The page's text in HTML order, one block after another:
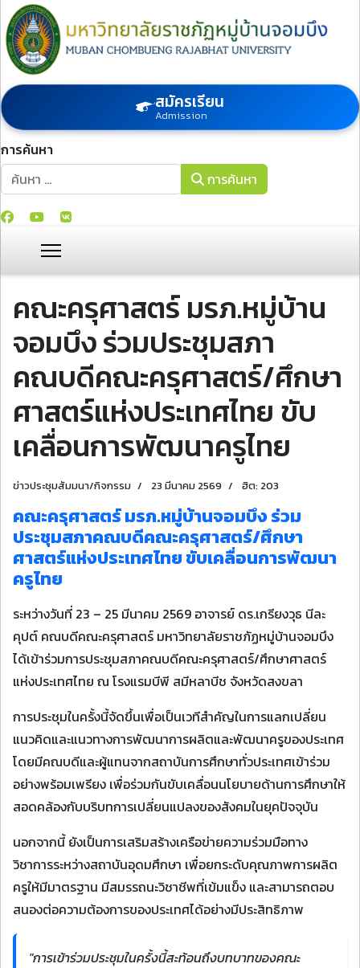
สมัครเรียน
Admission
การค้นหา
การค้นหา
การค้นหา
คณะครุศาสตร์ มรภ.หมู่บ้าน
จอมบึง ร่วมประชุมสภา
คณบดีคณะครุศาสตร์/ศึกษา
ศาสตร์แห่งประเทศไทย ขับ
เคลื่อนการพัฒนาครูไทย
ข่าวประชุมสัมมนา/กิจกรรม 23 มีนาคม 2569 ฮิต: 203
คณะครุศาสตร์ มรภ.หมู่บ้านจอมบึง ร่วม
ประชุมสภาคณบดีคณะครุศาสตร์/ศึกษา
ศาสตร์แห่งประเทศไทย ขับเคลื่อนการพัฒนา
ครูไทย
ระหว่างวันที่ 23 – 25 มีนาคม 2569 อาจารย์ ดร.เกรียงวุธ นีละ
คุปต์ คณบดีคณะครุศาสตร์ มหาวิทยาลัยราชภัฏหมู่บ้านจอมบึง
ได้เข้าร่วมการประชุมสภาคณบดีคณะครุศาสตร์/ศึกษาศาสตร์
แห่งประเทศไทย ณ โรงแรมบีพี สมีหลาบีช จังหวัดสงขลา
การประชุมในครั้งนี้จัดขึ้นเพื่อเป็นเวทีสำคัญในการแลกเปลี่ยน
แนวคิดและแนวทางการพัฒนาการผลิตและพัฒนาครูของประเทศ
โดยมีคณบดีและผู้แทนจากสถาบันการศึกษาทั่วประเทศเข้าร่วม
อย่างพร้อมเพรียง เพื่อร่วมกันขับเคลื่อนนโยบายด้านการศึกษาให้
สอดคล้องกับบริบทการเปลี่ยนแปลงของสังคมในยุคปัจจุบัน
นอกจากนี้ ยังเป็นการเสริมสร้างเครือข่ายความร่วมมือทาง
วิชาการระหว่างสถาบันอุดมศึกษา เพื่อยกระดับคุณภาพการผลิต
ครูให้มีมาตรฐาน มีสมรรถนะวิชาชีพที่เข้มแข็ง และสามารถตอบ
สนองต่อความต้องการของประเทศได้อย่างมีประสิทธิภาพ
"การเข้าร่วมประชุมในครั้งนี้สะท้อนถึงบทบาทของคณะ